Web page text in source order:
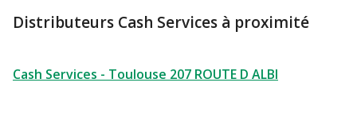
Distributeurs Cash Services à proximité
Cash Services - Toulouse 207 ROUTE D ALBI